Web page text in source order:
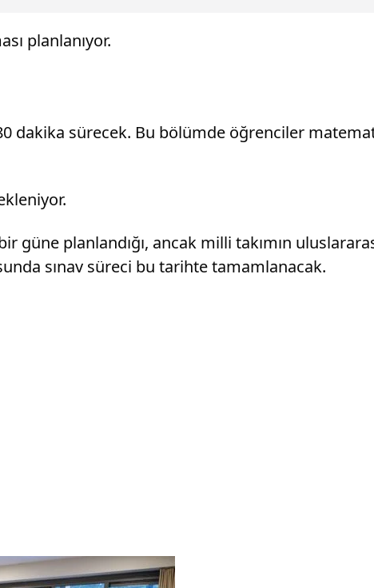
planlanıyor.
dakika sürecek. Bu bölümde öğrenciler
güne planlandığı, ancak milli takımın
sınav süreci bu tarihte tamamlanacak.